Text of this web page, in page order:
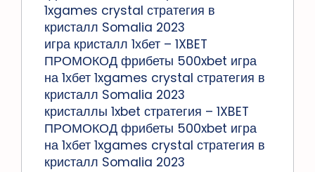
1xgames crystal стратегия в
кристалл Somalia 2023
игра кристалл 1хбет – 1XBET
ПРОМОКОД фрибеты 500xbet игра
на 1хбет 1xgames crystal стратегия в
кристалл Somalia 2023
кристаллы 1xbet стратегия – 1XBET
ПРОМОКОД фрибеты 500xbet игра
на 1хбет 1xgames crystal стратегия в
кристалл Somalia 2023